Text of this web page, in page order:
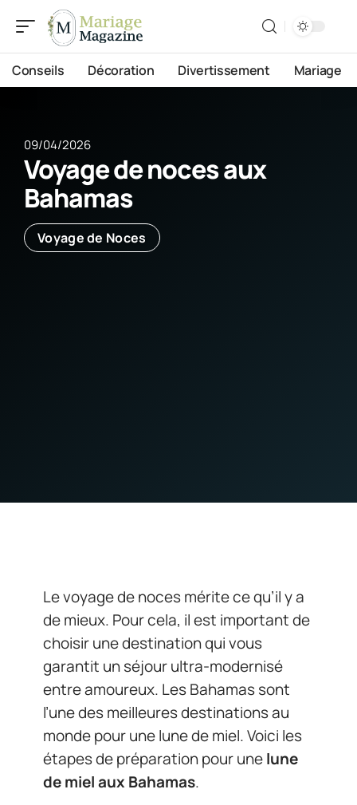
Conseils Décoration Divertissement Mariage
09/04/2026
Voyage de noces aux
Bahamas
Voyage de Noces
Le voyage de noces mérite ce qu’il y a
de mieux. Pour cela, il est important de
choisir une destination qui vous
garantit un séjour ultra-modernisé
entre amoureux. Les Bahamas sont
l’une des meilleures destinations au
monde pour une lune de miel. Voici les
étapes de préparation pour unelune
de miel aux Bahamas.